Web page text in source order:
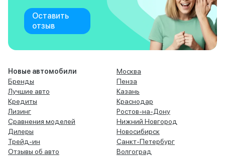
Оставить
отзыв
Новые автомобили
Бренды
Лучшие авто
Кредиты
Лизинг
Сравнения моделей
Дилеры
Трейд-ин
Отзывы об авто
Москва
Пенза
Казань
Краснодар
Ростов-на-Дону
Нижний Новгород
Новосибирск
Санкт-Петербург
Волгоград